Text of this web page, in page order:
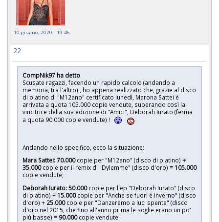
10 giugno, 2020 - 19:45
22
CompNik97 ha detto
Scusate ragazzi, facendo un rapido calcolo (andando a
memoria, tra l'altro) , ho appena realizzato che, grazie al disco
di platino di "M12ano" certificato lunedì, Marona Sattei è
arrivata a quota 105.000 copie vendute, superando così la
vincitrice della sua edizione di "Amici", Deborah Iurato (ferma
a quota 90.000 copie vendute) !
Andando nello specifico, ecco la situazione:
Mara Sattei:70.000copie per "M12ano" (disco di platino) +
35.000copie per il remix di "Dylemme" (disco d'oro) = 105.000
copie vendute;
Deborah Iurato: 50.000copie per l'ep "Deborah Iurato" (disco
di platino) + 15.000copie per "Anche se fuori è inverno" (disco
d'oro) + 25.000copie per "Danzeremo a luci spente" (disco
d'oro nel 2015, che fino all'anno prima le soglie erano un po'
più basse) = 90.000copie vendute.